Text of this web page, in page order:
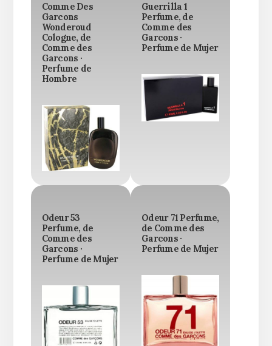
Comme Des
Garcons
Wonderoud
Cologne, de
Comme des
Garcons ·
Perfume de
Hombre
Guerrilla 1
Perfume, de
Comme des
Garcons ·
Perfume de Mujer
Odeur 53
Perfume, de
Comme des
Garcons ·
Perfume de Mujer
Odeur 71 Perfume,
de Comme des
Garcons ·
Perfume de Mujer